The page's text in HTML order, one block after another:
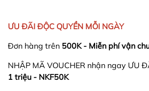
ƯU ĐÃI ĐỘC QUYỀN MỖI NGÀY
Đơn hàng trên 500K - Miễn phí vận
NHẬP MÃ VOUCHER nhận ngay ƯU
1 triệu - NKF50K